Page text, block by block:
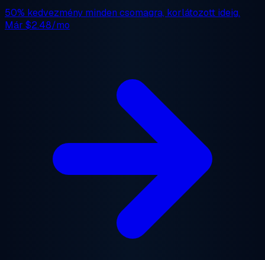
50% kedvezmény minden csomagra, korlátozott ideig.
Már $2.48/mo